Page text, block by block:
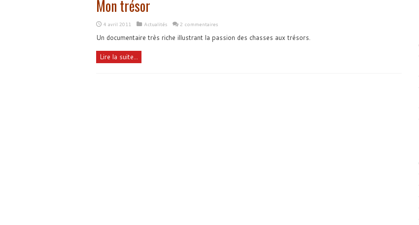
Mon trésor
4 avril 2011 Actualités 2 commentaires
Un documentaire très riche illustrant la passion des chasses aux trésors.
Lire la suite...